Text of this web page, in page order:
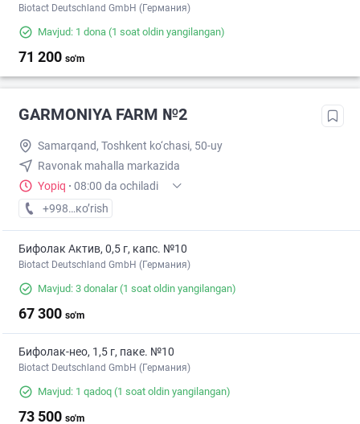
Biotact Deutschland GmbH (Германия)
Mavjud: 1 dona (1 soat oldin yangilangan)
71 200 so'm
GARMONIYA FARM №2
Samarqand, Toshkent ko‘chasi, 50-uy
Ravonak mahalla markazida
Yopiq · 08:00 da ochiladi
+998 (95) XXX-XX-XX
кo’rish
Бифолак Актив, 0,5 г, капс. №10
Biotact Deutschland GmbH (Германия)
Mavjud: 3 donalar(1 soat oldin yangilangan)
67 300 so'm
Бифолак-нео, 1,5 г, паке. №10
Biotact Deutschland GmbH (Германия)
Mavjud: 1 qadoq (1 soat oldin yangilangan)
73 500 so'm